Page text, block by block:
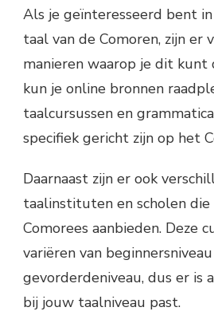
Als je geïnteresseerd bent
taal van de Comoren, zijn er
manieren waarop je dit kunt
kun je online bronnen
taalcursussen en
specifiek gericht zijn op het
Daarnaast zijn er ook
taalinstituten en scholen die
Comorees aanbieden. Deze
variëren van
gevorderdeniveau, dus er is
bij jouw taalniveau past.